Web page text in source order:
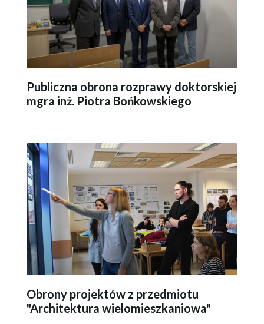
Publiczna obrona rozprawy doktorskiej
mgra inż. Piotra Bońkowskiego
Obrony projektów z przedmiotu
"Architektura wielomieszkaniowa"